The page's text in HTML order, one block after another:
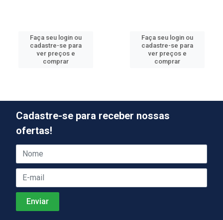
Faça seu login ou
cadastre-se para
ver preços e
comprar
Faça seu login ou
cadastre-se para
ver preços e
comprar
Cadastre-se para receber nossas
ofertas!